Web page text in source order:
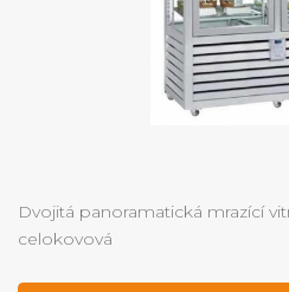
Dvojitá panoramatická mrazící
celokovová